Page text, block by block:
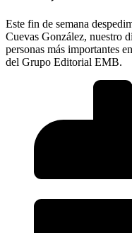
Este fin de semana
Cuevas González, nuestro
personas más importantes
del Grupo Editorial EMB.